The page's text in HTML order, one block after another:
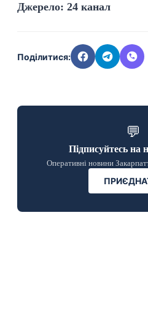
Джерело: 24 канал
Поділитися:
💬
Підписуйтесь на
Оперативні новини